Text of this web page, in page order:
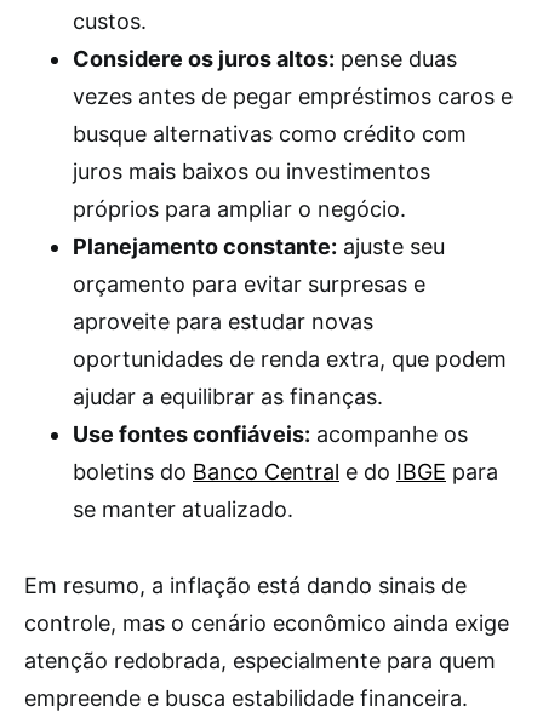
custos.
Considere os juros altos: pense duas
vezes antes de pegar empréstimos caros e
busque alternativas como crédito com
juros mais baixos ou investimentos
próprios para ampliar o negócio.
Planejamento constante: ajuste seu
orçamento para evitar surpresas e
aproveite para estudar novas
oportunidades de renda extra, que podem
ajudar a equilibrar as finanças.
Use fontes confiáveis: acompanhe os
boletins do Banco Central e do IBGE para
se manter atualizado.
Em resumo, a inflação está dando sinais de
controle, mas o cenário econômico ainda exige
atenção redobrada, especialmente para quem
empreende e busca estabilidade financeira.